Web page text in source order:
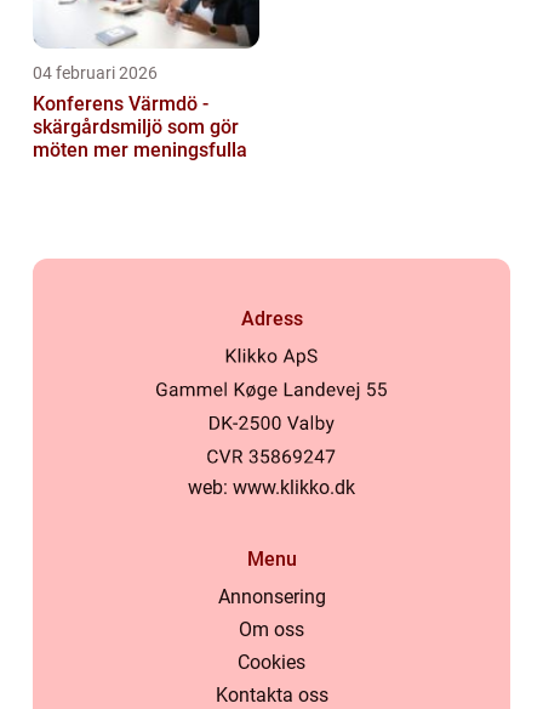
04 februari 2026
Konferens Värmdö -
skärgårdsmiljö som gör
möten mer meningsfulla
Adress
web: www.klikko.dk
Menu
Annonsering
Om oss
Cookies
Kontakta oss